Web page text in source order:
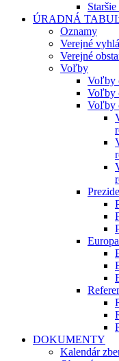
ÚRADNÁ
Oznamy
Verejné
Verejné
Voľby
Voľby
Voľby
Voľby
DOKUMENTY
Kalendár